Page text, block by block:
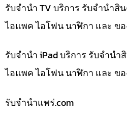
รับจำนำ TV บริการ รับจำนำสิ
ไอแพค ไอโฟน นาฬิกา และ ข
รับจำนำ iPad บริการ รับจำน
ไอแพค ไอโฟน นาฬิกา และ ข
รับจํานําแพร่.com